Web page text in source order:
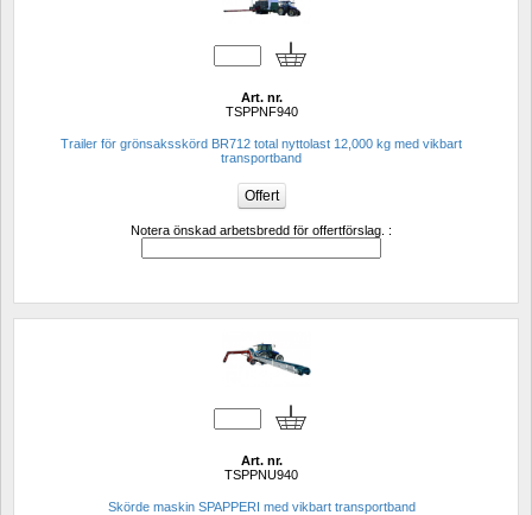
Art. nr.
TSPPNF940
Trailer för grönsaksskörd BR712 total nyttolast 12,000 kg med vikbart
transportband
Notera önskad arbetsbredd för offertförslag. :
Art. nr.
TSPPNU940
Skörde maskin SPAPPERI med vikbart transportband